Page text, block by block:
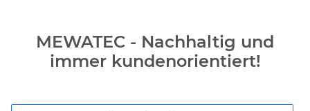
MEWATEC - Nachhaltig und
immer kundenorientiert!